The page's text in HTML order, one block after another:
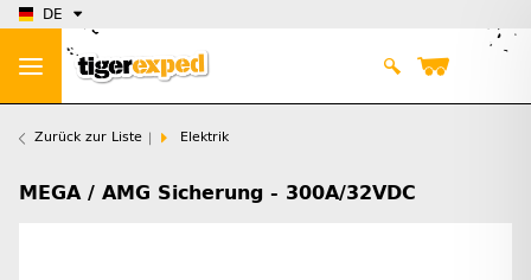
DE
Zurück zur Liste Elektrik
MEGA / AMG Sicherung - 300A/32VDC